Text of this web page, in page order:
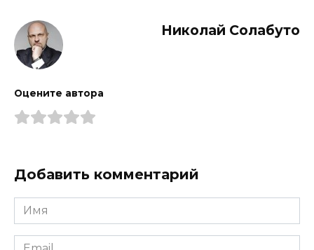
Николай Солабуто
Оцените автора
Добавить комментарий
Имя
Email